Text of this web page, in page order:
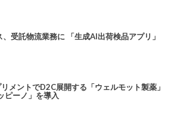
受託物流業務に 「生成AI出荷検品アプリ」
メントでD2C展開する「ウェルモット製薬」
ピーノ」を導入